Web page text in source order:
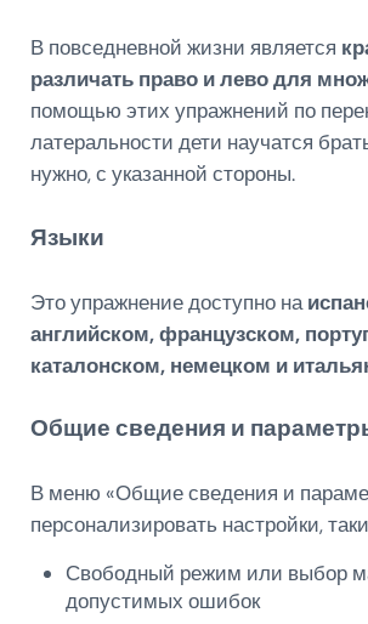
В повседневной жизни является
различать право и лево для
помощью этих упражнений по
латеральности дети научатся
нужно, с указанной стороны.
Языки
Это упражнение доступно на
английском, французском,
каталонском, немецком и
Общие сведения и
В меню «Общие сведения и
персонализировать настройки,
Свободный режим или выбор
допустимых ошибок